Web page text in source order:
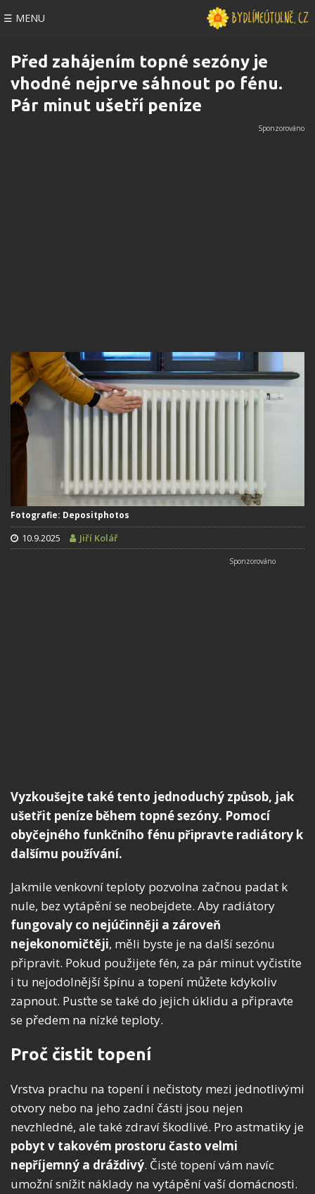
☰ MENU
Před zahájením topné sezóny je
vhodné nejprve sáhnout po fénu.
Pár minut ušetří peníze
Fotografie: Depositphotos
10.9.2025 Jiří Kolář
Vyzkoušejte také tento jednoduchý způsob, jak
ušetřit peníze během topné sezóny. Pomocí
obyčejného funkčního fénu připravte radiátory k
dalšímu používání.
Jakmile venkovní teploty pozvolna začnou padat k
nule, bez vytápění se neobejdete. Aby radiátory
fungovaly co nejúčinněji a zároveň
nejekonomičtěji, měli byste je na další sezónu
připravit. Pokud použijete fén, za pár minut vyčistíte
i tu nejodolnější špínu a topení můžete kdykoliv
zapnout. Pusťte se také do jejich úklidu a připravte
se předem na nízké teploty.
Proč čistit topení
Vrstva prachu na topení i nečistoty mezi jednotlivými
otvory nebo na jeho zadní části jsou nejen
nevzhledné, ale také zdraví škodlivé. Pro astmatiky je
pobyt v takovém prostoru často velmi
nepříjemný a dráždivý. Čisté topení vám navíc
umožní snížit náklady na vytápění vaší domácnosti.